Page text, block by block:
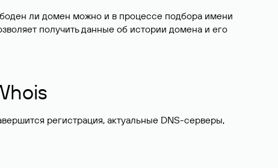
ли домен можно и в процессе подбора имени
получить данные об истории домена и его
регистрация, актуальные DNS-серверы,